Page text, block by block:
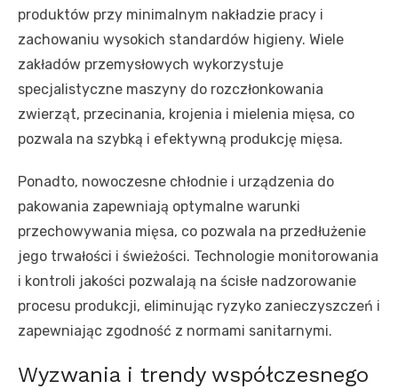
produktów przy minimalnym nakładzie pracy i
zachowaniu wysokich standardów higieny. Wiele
zakładów przemysłowych wykorzystuje
specjalistyczne maszyny do rozczłonkowania
zwierząt, przecinania, krojenia i mielenia mięsa, co
pozwala na szybką i efektywną produkcję mięsa.
Ponadto, nowoczesne chłodnie i urządzenia do
pakowania zapewniają optymalne warunki
przechowywania mięsa, co pozwala na przedłużenie
jego trwałości i świeżości. Technologie monitorowania
i kontroli jakości pozwalają na ścisłe nadzorowanie
procesu produkcji, eliminując ryzyko zanieczyszczeń i
zapewniając zgodność z normami sanitarnymi.
Wyzwania i trendy współczesnego